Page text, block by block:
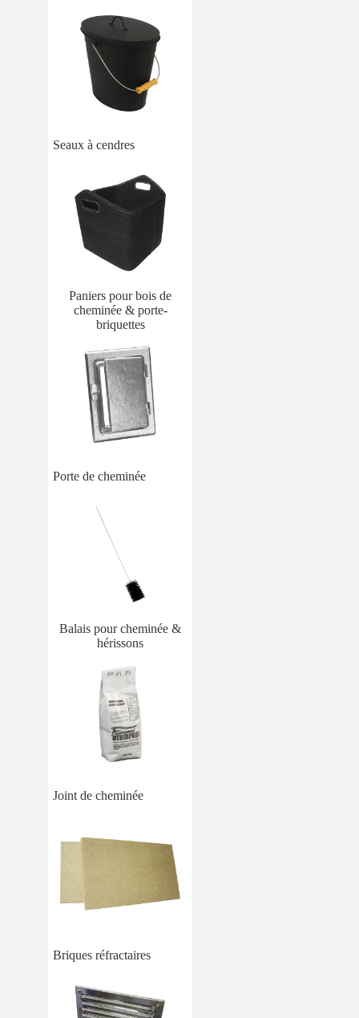
Seaux à cendres
Paniers pour bois de
cheminée & porte-
briquettes
Porte de cheminée
Balais pour cheminée &
hérissons
Joint de cheminée
Briques réfractaires